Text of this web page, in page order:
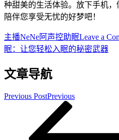
种甜美的生活体验。放下手机
陪伴您享受无忧的好梦吧！
主播NeNe阿声控助眠Leave a
眠：让您轻松入眠的秘密武器
文章导航
Previous PostPrevious